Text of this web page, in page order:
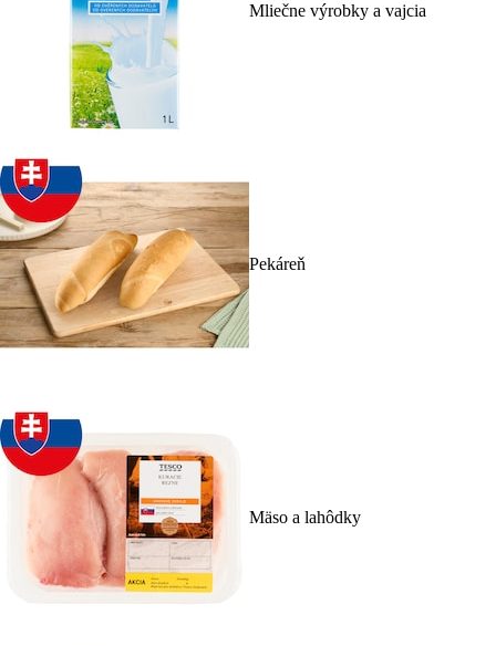
Mliečne výrobky a vajcia
Pekáreň
Mäso a lahôdky